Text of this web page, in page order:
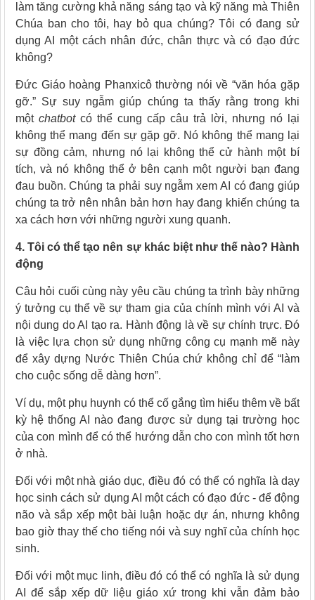
làm tăng cường khả năng sáng tạo và kỹ năng mà Thiên
Chúa ban cho tôi, hay bỏ qua chúng? Tôi có đang sử
dụng AI một cách nhân đức, chân thực và có đạo đức
không?
Đức Giáo hoàng Phanxicô thường nói về “văn hóa gặp
gỡ.” Sự suy ngẫm giúp chúng ta thấy rằng trong khi
một chatbot có thể cung cấp câu trả lời, nhưng nó lại
không thể mang đến sự gặp gỡ. Nó không thể mang lại
sự đồng cảm, nhưng nó lại không thể cử hành một bí
tích, và nó không thể ở bên cạnh một người bạn đang
đau buồn. Chúng ta phải suy ngẫm xem AI có đang giúp
chúng ta trở nên nhân bản hơn hay đang khiến chúng ta
xa cách hơn với những người xung quanh.
4. Tôi có thể tạo nên sự khác biệt như thế nào? Hành
động
Câu hỏi cuối cùng này yêu cầu chúng ta trình bày những
ý tưởng cụ thể về sự tham gia của chính mình với AI và
nội dung do AI tạo ra. Hành động là về sự chính trực. Đó
là việc lựa chọn sử dụng những công cụ mạnh mẽ này
để xây dựng Nước Thiên Chúa chứ không chỉ để “làm
cho cuộc sống dễ dàng hơn”.
Ví dụ, một phụ huynh có thể cố gắng tìm hiểu thêm về bất
kỳ hệ thống AI nào đang được sử dụng tại trường học
của con mình để có thể hướng dẫn cho con mình tốt hơn
ở nhà.
Đối với một nhà giáo dục, điều đó có thể có nghĩa là dạy
học sinh cách sử dụng AI một cách có đạo đức - để động
não và sắp xếp một bài luận hoặc dự án, nhưng không
bao giờ thay thế cho tiếng nói và suy nghĩ của chính học
sinh.
Đối với một mục linh, điều đó có thể có nghĩa là sử dụng
AI để sắp xếp dữ liệu giáo xứ trong khi vẫn đảm bảo